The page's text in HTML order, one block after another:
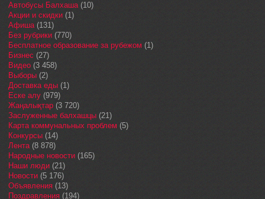
Автобусы Балхаша(10)
Акции и скидки (1)
Афиша(131)
Без рубрики (770)
Бесплатное образование за рубежом (1)
Бизнес (27)
Видео (3 458)
Выборы (2)
Доставка еды (1)
Еске алу (979)
Жаңалықтар (3 720)
Заслуженные балхашцы (21)
Карта коммунальных проблем (5)
Конкурсы (14)
Лента(8 878)
Народные новости (165)
Наши люди (21)
Новости (5 176)
Объявления (13)
Поздравления (194)